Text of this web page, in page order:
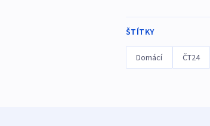
ŠTÍTKY
Domácí ČT24